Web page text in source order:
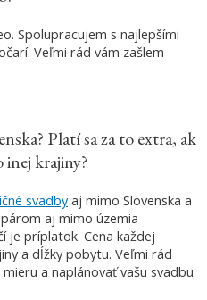
Spolupracujem s najlepšími
Veľmi rád vám zašlem
Platí sa za to extra, ak
inej krajiny?
svadbyaj mimo Slovenska a
aj mimo územia
je príplatok. Cena každej
a dĺžky pobytu. Veľmi rád
a naplánovať vašu svadbu